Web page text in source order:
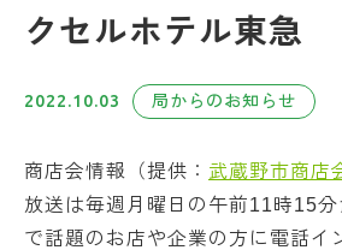
クセルホテル東急
2022.10.03 局からのお知らせ
商店会情報（提供： 武蔵野市商店
放送は毎週月曜日の午前11時15
で話題のお店や企業の方に電話イ